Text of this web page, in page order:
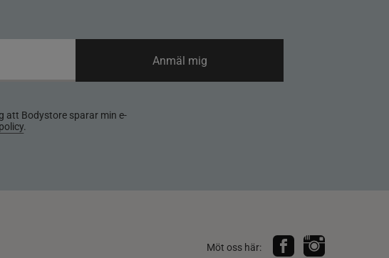
att Bodystore sparar min e-
.
Anmäl mig
Möt oss här: